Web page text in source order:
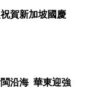
賀新加坡國慶
沿海 華東迎強